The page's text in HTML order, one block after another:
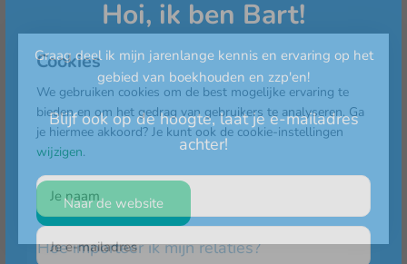
FAQ
Hoe importeer ik mijn producten?
Hoe importeer ik mijn ritten?
Hoe importeer ik mijn uren?
Hoe importeer ik mijn relaties?
Cookies
We gebruiken cookies om de best mogelijke ervaring te
bieden en om het gedrag van gebruikers te analyseren. Ga
je hiermee akkoord? Je kunt ook de cookie-instellingen
wijzigen.
Naar de website
Hoi, ik ben Bart!
Graag deel ik mijn jarenlange kennis en ervaring op het
gebied van boekhouden en zzp'en!
Blijf ook op de hoogte, laat je e-mailadres
achter!